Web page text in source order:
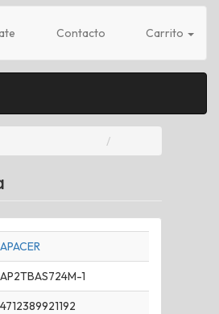
Contacto Carrito
APACER
AP2TBAS724M-1
4712389921192